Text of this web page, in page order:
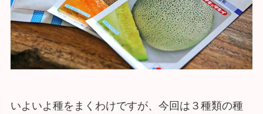
いよいよ種をまくわけですが、今回は３種類の種